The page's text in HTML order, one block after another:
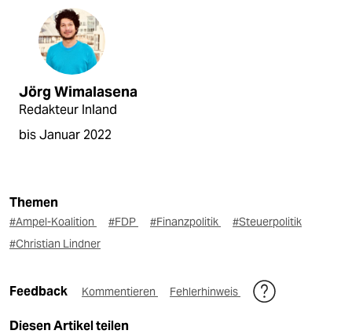
Jörg Wimalasena
Redakteur Inland
bis Januar 2022
Themen
#Ampel-Koalition #FDP #Finanzpolitik
#Steuerpolitik
#Christian Lindner
Feedback Kommentieren Fehlerhinweis
Diesen Artikel teilen